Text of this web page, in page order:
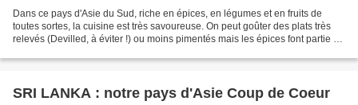
Dans ce pays d'Asie du Sud, riche en épices, en légumes et en fruits de
toutes sortes, la cuisine est très savoureuse. On peut goûter des plats très
relevés (Devilled, à éviter !) ou moins pimentés mais les épices font partie de
SRI LANKA : notre pays d'Asie Coup de Coeur